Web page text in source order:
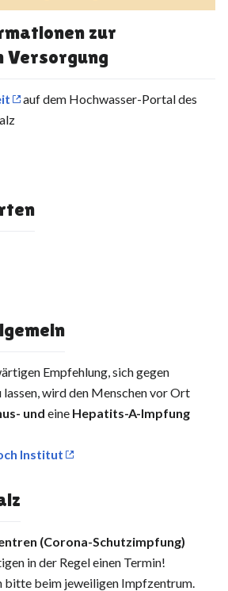
zur
Versorgung
auf dem Hochwasser-Portal des
Empfehlung, sich gegen
lassen, wird den Menschen vor Ort
und eine Hepatits-A-Impfung
Institut
(Corona-Schutzimpfung)
in der Regel einen Termin!
bitte beim jeweiligen Impfzentrum.